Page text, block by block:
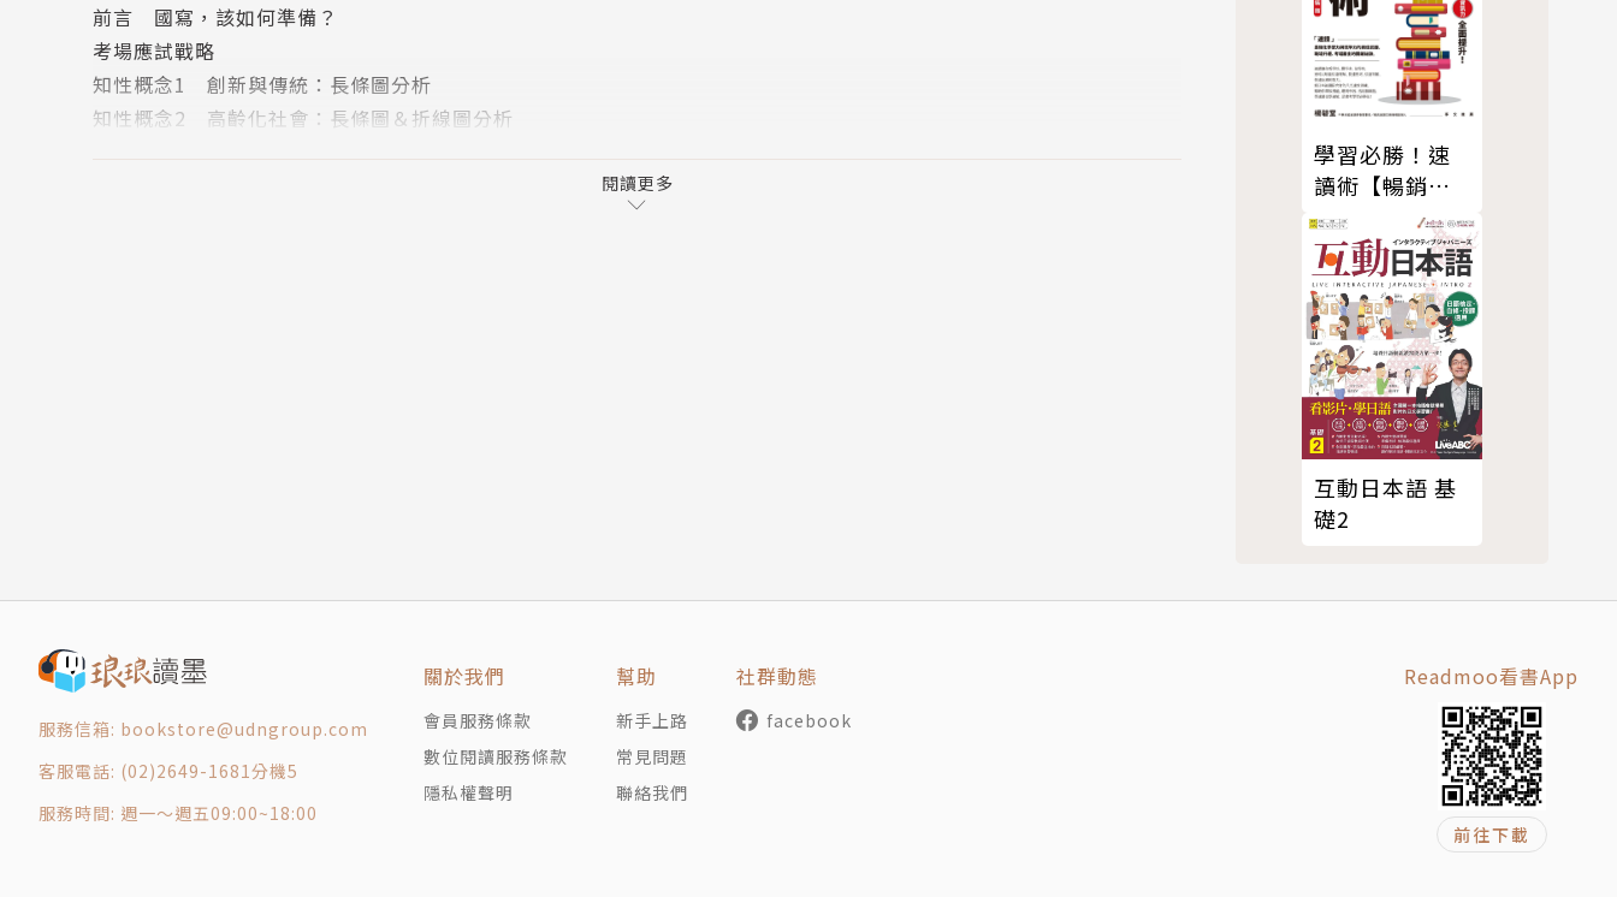
▍每次模擬考，碰到這些寫作困境就卡關嗎？
這本書將幫你解決這些困境：
◆〔困境一〕考試最怕看到表格題，常常看完題目後不知道怎麼分析
觀察橫向&縱向數據，尋找數值異常增減處，最後再比對異常處對整體表格數據的影響，就能順利作答！
更有張力。
◆〔困境四〕字數失控，寫了很多卻沒有寫到重點
›››››〔招式四：刪縮接串，這樣提取關鍵句〕
提取題目文章中的關鍵句，刪除形容詞等贅詞，接著縮寫為短句，並用連接詞串連，就能寫出一段符合題目要求的完美短
✔適用有字數限制的短文寫作。
前言 國寫，該如何準備？
考場應試戰略
知性概念1 創新與傳統：長條圖分析
知性概念2 高齡化社會：長條圖＆折線圖分析
閱讀更多
學習必勝！速
讀術【暢銷新
裝版】
互動日本語 基
礎2
服務信箱: bookstore@udngroup.com
客服電話: (02)2649-1681分機5
服務時間: 週一～週五09:00~18:00
關於我們
會員服務條款
數位閱讀服務條款
隱私權聲明
幫助
新手上路
常見問題
聯絡我們
社群動態
facebook
Readmoo看書App
前往下載